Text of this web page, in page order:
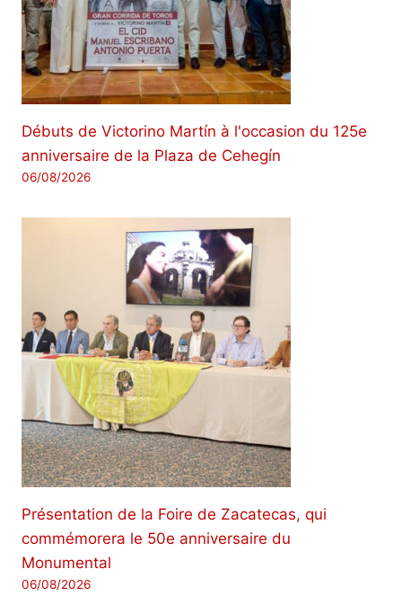
Débuts de Victorino Martín à l'occasion du 125e
anniversaire de la Plaza de Cehegín
06/08/2026
Présentation de la Foire de Zacatecas, qui
commémorera le 50e anniversaire du
Monumental
06/08/2026